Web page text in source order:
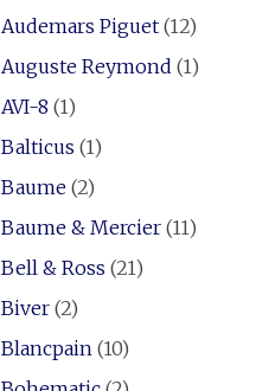
Audemars Piguet(12)
Auguste Reymond (1)
AVI-8 (1)
Balticus (1)
Baume(2)
Baume & Mercier(11)
Bell & Ross (21)
Biver(2)
Blancpain(10)